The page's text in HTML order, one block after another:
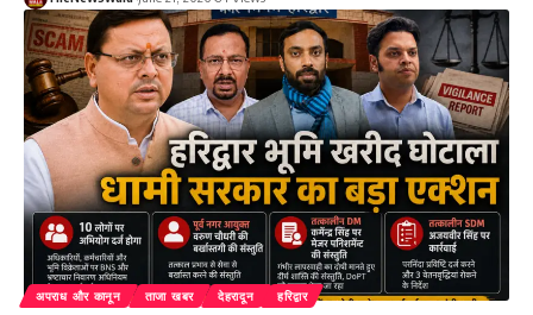
अपराध और कानून ताजा खबर देहरादून हरिद्वार